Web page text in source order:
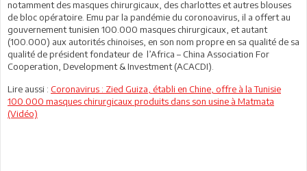
notamment des masques chirurgicaux, des charlottes et autres blouses
de bloc opératoire. Emu par la pandémie du coronoavirus, il a offert au
gouvernement tunisien 100.000 masques chirurgicaux, et autant
(100.000) aux autorités chinoises, en son nom propre en sa qualité de sa
qualité de président fondateur de l’Africa – China Association For
Cooperation, Development & Investment (ACACDI).
Lire aussi : Coronavirus : Zied Guiza, établi en Chine, offre à la Tunisie
100.000 masques chirurgicaux produits dans son usine à Matmata
(Vidéo)